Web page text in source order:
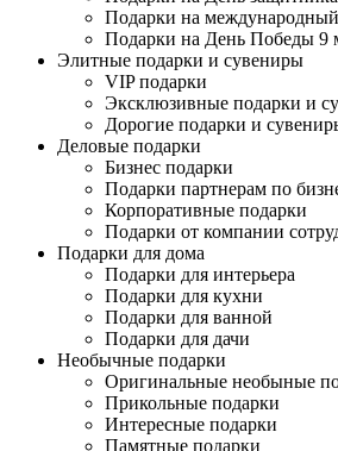
Подарки на
Подарки на День Победы 9
Элитные подарки и сувениры
VIP подарки
Эксклюзивные подарки и
Дорогие подарки и
Деловые подарки
Бизнес подарки
Подарки партнерам по
Корпоративные подарки
Подарки от компании
Подарки для дома
Подарки для интерьера
Подарки для кухни
Подарки для ванной
Подарки для дачи
Необычные подарки
Оригинальные необыные
Прикольные подарки
Интересные подарки
Памятные подарки